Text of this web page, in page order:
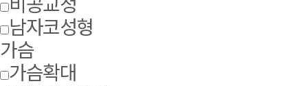
남자코성형
가슴
가슴확대